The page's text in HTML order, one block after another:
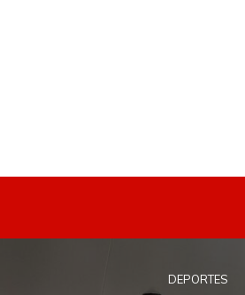
DEPORTES